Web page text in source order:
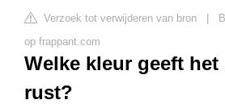
Verzoek tot verwijderen van bron
op frappant.com
Welke kleur geeft het
rust?